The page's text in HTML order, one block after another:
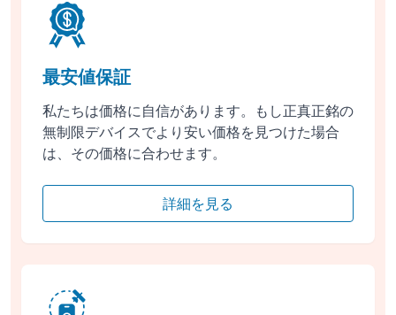
最安値保証
私たちは価格に自信があります。もし正真正銘の
無制限デバイスでより安い価格を見つけた場合
は、その価格に合わせます。
詳細を見る